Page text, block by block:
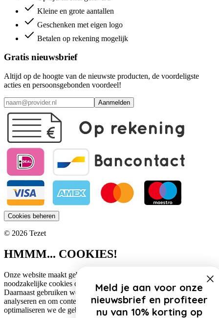
Kleine en grote aantallen
Geschenken met eigen logo
Betalen op rekening mogelijk
Gratis nieuwsbrief
Altijd op de hoogte van de nieuwste producten, de voordeligste
acties en persoonsgebonden voordeel!
Aanmelden
Cookies beheren
© 2026 Tezet
HMMM... COOKIES!
Onze website maakt gebruik van cookies. Zo gebruiken wij
noodzakelijke cookies om de website functioneel te houden.
Daarnaast gebruiken we cookies om het verkeer op onze website te
analyseren en om content te personaliseren. Op deze manier
optimaliseren we de gebruikerservaring op onze website.
Meld je aan voor onze
nieuwsbrief en profiteer
nu van 10% korting op